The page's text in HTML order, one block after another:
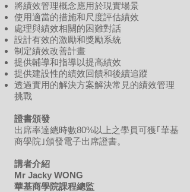
將績效管理概念應用於現實場景
使用適當的措施和尺度評估績效
處理與績效相關的困難對話
設計有效的激勵和獎勵系統
制定績效改善計畫
提供輔導和指導以提高績效
提供建設性的績效回饋和後續追蹤
透過實用的解決方案解決常見的績效管理
挑戰
證書頒發
出席率達總時數80%以上之學員可獲｢華基
商學院｣頒發電子出席證書。
講者介紹
Mr Jacky WONG
華基商學院課程總監